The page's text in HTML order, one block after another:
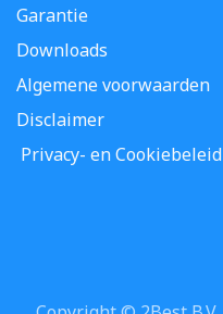
Garantie
Downloads
Algemene voorwaarden
Disclaimer
Privacy- en Cookiebeleid